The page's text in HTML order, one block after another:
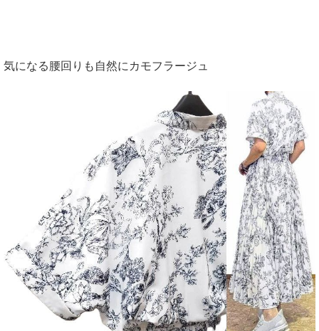
気になる腰回りも自然にカモフラージュ